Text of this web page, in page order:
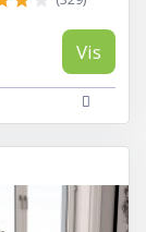
Vis